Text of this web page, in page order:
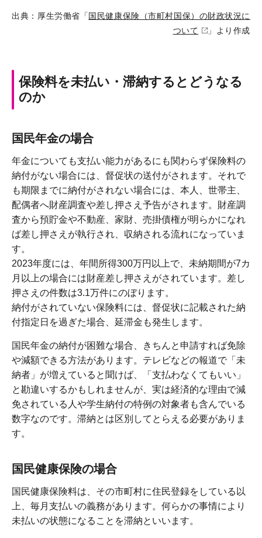
出典：厚生労働省「 国民健康保険（市町村国保）の財政状況に
ついて
」より作成
保険料を未払い・滞納するとどうなる
のか
国民年金の場合
年金についても支払い能力があるにも関わらず保険料の
納付がない場合には、督促状の送付がされます。それで
も期限までに納付がされない場合には、本人、世帯主、
配偶者へ財産調査や差し押さえ予告がされます。財産調
査から預貯金や不動産、家財、売掛債権が明らかになれ
ば差し押さえが執行され、収納される流れになっていま
す。
2023年度には、年間所得300万円以上で、未納期間が7カ
月以上の場合には財産差し押さえがされています。差し
押さえの件数は3.1万件にのぼります。
納付がされていない保険料には、督促状に記載された納
付指定日を過ぎた場合、延滞金も発生します。
国民年金の納付が困難な場合、きちんと申請すれば免除
や減額できる方法があります。テレビなどの報道で「未
納者」が増えていると聞けば、「支払わなくてもいい」
と勘違いするかもしれませんが、実は経済的な理由で減
免されている人や学生納付の特例の対象者も含んでいる
数字なのです。滞納とは区別してとらえる必要がありま
す。
国民健康保険の場合
国民健康保険料は、その市町村に住民登録をしている以
上、毎月支払いの義務があります。何らかの事情により
未払いの状態になることを滞納といいます。